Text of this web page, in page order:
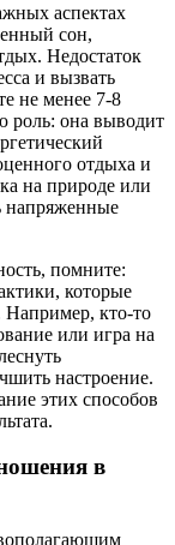
аспектах
сон,
Недостаток
и вызвать
не менее 7-8
роль: она выводит
отдыха и
на природе или
напряженные
помните:
которые
Например, кто-то
или игра на
настроение.
этих способов
в